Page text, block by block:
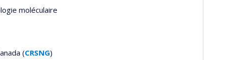
moléculaire
(CRSNG)